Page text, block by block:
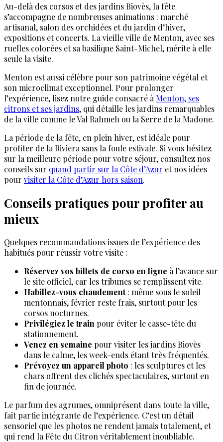
Au-delà des corsos et des jardins Biovès, la fête
s’accompagne de nombreuses animations : marché
artisanal, salon des orchidées et du jardin d’hiver,
expositions et concerts. La vieille ville de Menton, avec ses
ruelles colorées et sa basilique Saint-Michel, mérite à elle
seule la visite.
Menton est aussi célèbre pour son patrimoine végétal et
son microclimat exceptionnel. Pour prolonger
l’expérience, lisez notre guide consacré à Menton, ses
citrons et ses jardins, qui détaille les jardins remarquables
de la ville comme le Val Rahmeh ou la Serre de la Madone.
La période de la fête, en plein hiver, est idéale pour
profiter de la Riviera sans la foule estivale. Si vous hésitez
sur la meilleure période pour votre séjour, consultez nos
conseils sur quand partir sur la Côte d’Azur et nos idées
pour visiter la Côte d’Azur hors saison.
Conseils pratiques pour profiter au
mieux
Quelques recommandations issues de l’expérience des
habitués pour réussir votre visite :
Réservez vos billets de corso en ligne à l’avance sur
le site officiel, car les tribunes se remplissent vite.
Habillez-vous chaudement: même sous le soleil
mentonnais, février reste frais, surtout pour les
corsos nocturnes.
Privilégiez le train pour éviter le casse-tête du
stationnement.
Venez en semaine pour visiter les jardins Biovès
dans le calme, les week-ends étant très fréquentés.
Prévoyez un appareil photo : les sculptures et les
chars offrent des clichés spectaculaires, surtout en
fin de journée.
Le parfum des agrumes, omniprésent dans toute la ville,
fait partie intégrante de l’expérience. C’est un détail
sensoriel que les photos ne rendent jamais totalement, et
qui rend la Fête du Citron véritablement inoubliable.